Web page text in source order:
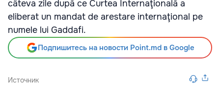
câteva zile după ce Curtea Internaţională a
eliberat un mandat de arestare internaţional pe
numele lui Gaddafi.
Подпишитесь на новости Point.md в Google
Источник